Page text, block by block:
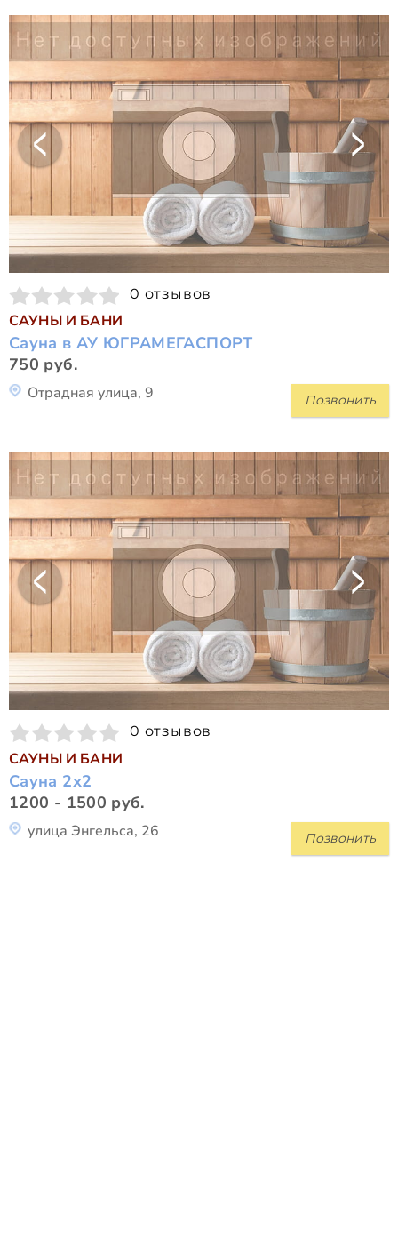
0 отзывов
САУНЫ И БАНИ
Сауна в АУ ЮГРАМЕГАСПОРТ
750 руб.
Позвонить
Отрадная улица, 9
0 отзывов
САУНЫ И БАНИ
Сауна 2х2
1200 - 1500 руб.
Позвонить
улица Энгельса, 26